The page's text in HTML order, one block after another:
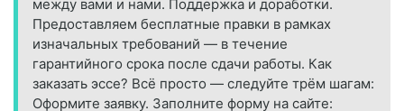
между вами и нами. Поддержка и доработки.
Предоставляем бесплатные правки в рамках
изначальных требований — в течение
гарантийного срока после сдачи работы. Как
заказать эссе? Всё просто — следуйте трём шагам:
Оформите заявку. Заполните форму на сайте: